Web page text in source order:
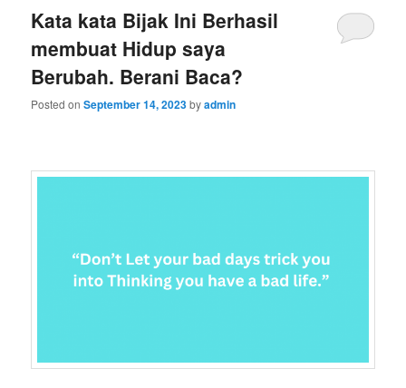
Kata kata Bijak Ini Berhasil
membuat Hidup saya
Berubah. Berani Baca?
Posted onSeptember 14, 2023byadmin